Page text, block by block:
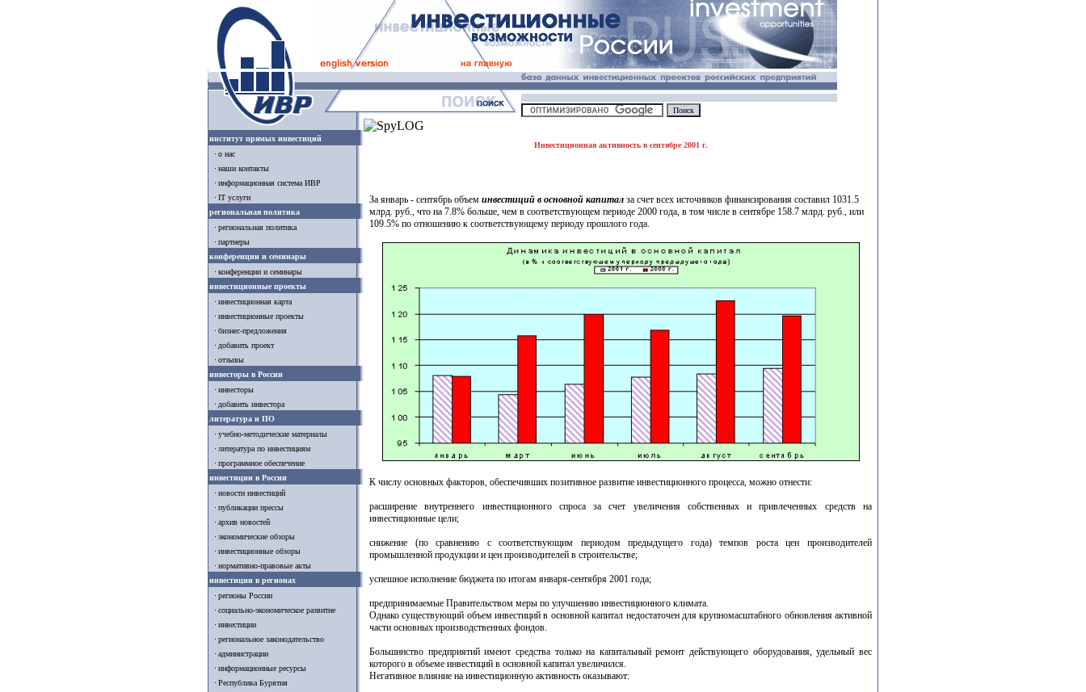
институт прямых инвестиций
о нас
наши контакты
информационная система ИВР
IT услуги
региональная политика
региональная политика
партнеры
конференции и семинары
конференции и семинары
инвестиционные проекты
инвестиционная карта
инвестиционные проекты
бизнес-предложения
добавить проект
отзывы
инвесторы в России
инвесторы
добавить инвестора
литература и ПО
учебно-методические материалы
литература по инвестициям
программное обеспечение
инвестиции в России
новости инвестиций
публикации прессы
архив новостей
экономические обзоры
инвестиционные обзоры
нормативно-правовые акты
инвестиции в регионах
регионы России
социально-экономическое развитие
инвестиции
региональное законодательство
администрации
информационные ресурсы
Республика Бурятия
Инвестиционная активность в сентябре 2001 г.
За январь - сентябрь объем инвестиций в основной капитал за счет всех источников финансирования составил 1031.5
млрд. руб., что на 7.8% больше, чем в соответствующем периоде 2000 года, в том числе в сентябре 158.7 млрд. руб., или
109.5% по отношению к соответствующему периоду прошлого года.
К числу основных факторов, обеспечивших позитивное развитие инвестиционного процесса, можно отнести:
расширение внутреннего инвестиционного спроса за счет увеличения собственных и привлеченных средств на
инвестиционные цели;
снижение (по сравнению с соответствующим периодом предыдущего года) темпов роста цен производителей
промышленной продукции и цен производителей в строительстве;
успешное исполнение бюджета по итогам января-сентября 2001 года;
предпринимаемые Правительством меры по улучшению инвестиционного климата.
Однако существующий объем инвестиций в основной капитал недостаточен для крупномасштабного обновления активной
части основных производственных фондов.
Большинство предприятий имеют средства только на капитальный ремонт действующего оборудования, удельный вес
которого в объеме инвестиций в основной капитал увеличился.
Негативное влияние на инвестиционную активность оказывают: